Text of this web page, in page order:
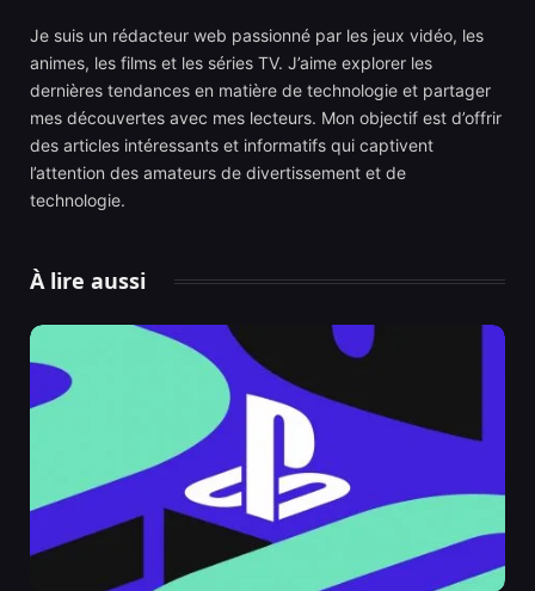
Je suis un rédacteur web passionné par les jeux vidéo, les
animes, les films et les séries TV. J’aime explorer les
dernières tendances en matière de technologie et partager
mes découvertes avec mes lecteurs. Mon objectif est d’offrir
des articles intéressants et informatifs qui captivent
l’attention des amateurs de divertissement et de
technologie.
À lire aussi